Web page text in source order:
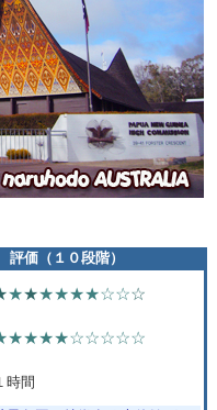
評価（１０段階）
★★★★★★☆☆☆
★☆☆☆☆☆
時間